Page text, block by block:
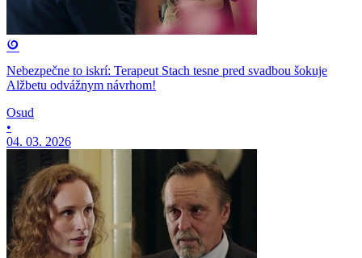
Nebezpečne to iskrí: Terapeut Stach tesne pred svadbou šokuje
Alžbetu odvážnym návrhom!
Osud
•
04. 03. 2026